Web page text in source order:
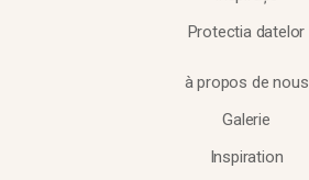
Protectia datelor
à propos de nous
Galerie
Inspiration